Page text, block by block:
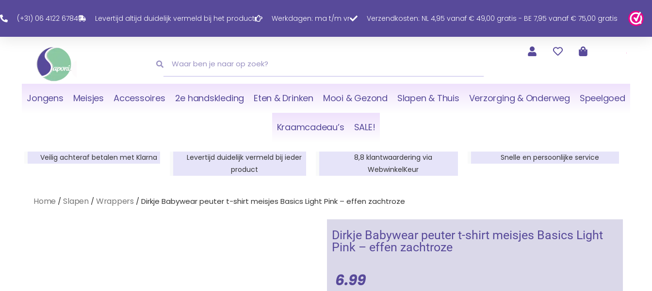
Naar
Inhoud
(+31) 06 4122 6784 Levertijd altijd duidelijk vermeld bij het product Werkdagen: ma t/m vr Verzendkosten: NL 4,95 vanaf € 49,00 gratis - BE 7,95 vanaf € 75,00 gratis
Jongens Meisjes Accessoires 2e handskleding Eten & Drinken Mooi & Gezond Slapen & Thuis Verzorging & Onderweg Speelgoed
Kraamcadeau’s SALE!
Veilig achteraf betalen met Klarna
Levertijd duidelijk vermeld bij ieder
product
8,8 klantwaardering via
WebwinkelKeur
Snelle en persoonlijke service
Home /Slapen / Wrappers / Dirkje Babywear peuter t-shirt meisjes Basics Light Pink – effen zachtroze
Dirkje Babywear peuter t-shirt meisjes Basics Light
Pink – effen zachtroze
6.99